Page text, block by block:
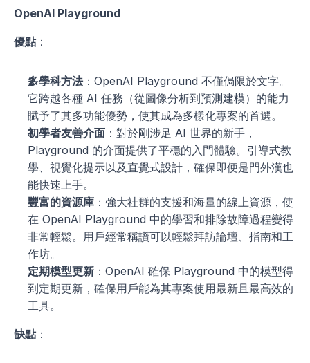
OpenAI Playground
優點 ：
多學科方法：OpenAI Playground 不僅侷限於文字。
它跨越各種 AI 任務（從圖像分析到預測建模）的能力
賦予了其多功能優勢，使其成為多樣化專案的首選。
初學者友善介面 ：對於剛涉足 AI 世界的新手，
Playground 的介面提供了平穩的入門體驗。引導式教
學、視覺化提示以及直覺式設計，確保即便是門外漢也
能快速上手。
豐富的資源庫 ：強大社群的支援和海量的線上資源，使
在 OpenAI Playground 中的學習和排除故障過程變得
非常輕鬆。用戶經常稱讚可以輕鬆拜訪論壇、指南和工
作坊。
定期模型更新 ：OpenAI 確保 Playground 中的模型得
到定期更新，確保用戶能為其專案使用最新且最高效的
工具。
缺點 ：